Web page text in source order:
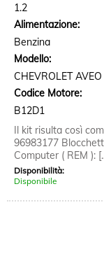
1.2
Alimentazione:
Benzina
Modello:
CHEVROLET
Codice Motore:
B12D1
Il kit risulta così
96983177
Computer ( REM ):
Disponibilità:
Disponibile